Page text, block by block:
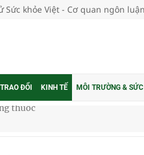
Sức khỏe Việt - Cơ quan ngôn
ĐỔI KINH TẾ MÔI TRƯỜNG &